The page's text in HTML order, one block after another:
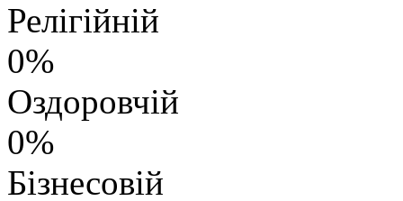
Релігійній
0%
Оздоровчій
0%
Бізнесовій